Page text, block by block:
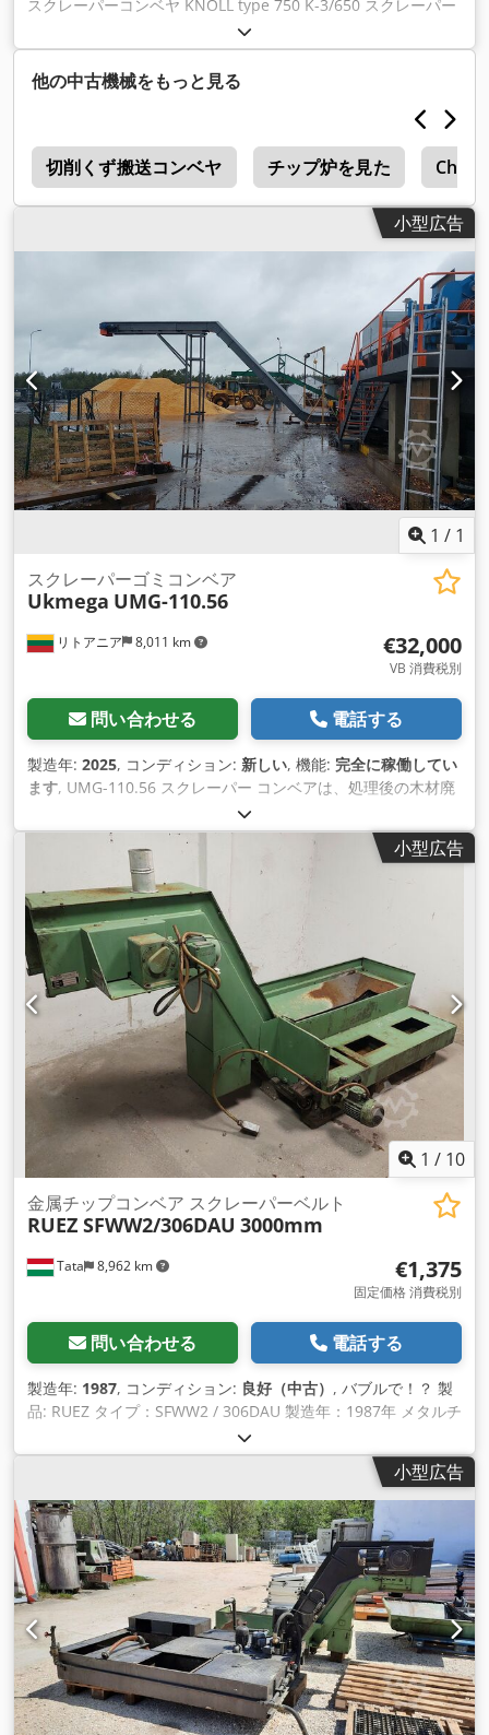
スクレーパーコンベヤ KNOLL type 750 K-3/650 スクレーパー
ベルトコンベア シリアル番号：346919 注文番号：200725773
製造年2007 メタルリンク幅 約670 mm フライト間距離 約 550
mm 切り屑排出可能長さ 約330～約3000 mm 挿入長さ 約
2700 mm 挿入高さ 約 400 mm 挿入幅 約 860 mm コンベア高
さ - 排出高さ 1800 mm ベルト速度 約 20 mm/sec. モーター出
力 ベルトドライブ 0.55 kW モータ出力 クーラントポンプ 3.0
kW クーラントポンプ吐出量 40 リットル/分 主電源 400 ボル
ト、50 Hz - ギアモーターによるスクレーパーチェーン駆動 -
ポンプ内蔵クーラントタンク - クーラントポンプ、ブリンクマ
ン渦巻きポンプ、タイプ TS 24/180 - 鋼製カバープレート、吊
り上げ用ドロップハンドル付き、チェッカープレート使用可 必
要スペース 長さ x 幅 x 高さ 6100 x 1150 x 2320 mm 自重約
2000 kg 良好な状態 フライス盤、旋盤、マシニングセンターか
らの切粉搬送用コンベアです。 Crodpfx Ahjphvl To Isf
他の中古機械をもっと見る
切削くず搬送コンベヤ チップ炉を見た Chips
小型広告
1 / 1
リトアニア 8,011 km
スクレーパーゴミコンベア
Ukmega UMG-110.56
€32,000
VB 消費税別
問い合わせる 電話する
製造年: 2025, コンディション: 新しい, 機能: 完全に稼働してい
ます, UMG-110.56 スクレーパー コンベアは、処理後の木材廃
棄物を輸送するために設計されています。コンベアは斜めに動
作します。コンベアは設置時にベースに固定されま す。チェー
ンとスクレーパーの速度は速度調整器で調整でき、設計速度は
50 Hz で 15 m/分です。長さや高さは必要に応じて調整できま
す。 Crjdpfx Ahewdgfue Ijf
小型広告
1 / 10
Tata 8,962 km
金属チップコンベア スクレーパーベルト
RUEZ SFWW2/306DAU 3000mm
€1,375
固定価格 消費税別
問い合わせる 電話する
製造年: 1987, コンディション: 良好（中古） , バブルで！？ 製
品: RUEZ タイプ：SFWW2 / 306DAU 製造年：1987年 メタルチ
ェーンの幅：200mm ガイドトラックの距離：約300mm チッ
プ出口長 700/1300 mm 挿入部の長さ：約1000mm 挿入高さ
260 mm 全長：3000mm トランスポートハイト-イジェクショ
ンハイト：800 mm ベルト速度 26mm/秒＝1.6m/分 モーター
出力：0.25kW 主電源の接続は400, 50 Hz ハウジングサイズ：
H x W x D; 1900 x 900 x 1300 mm Cjdpfx Aegxqfcoh Ierf 重
量300kg 2個セット
小型広告